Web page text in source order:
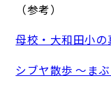
（参考）
母校・大和田小
シブヤ散歩 ～ま